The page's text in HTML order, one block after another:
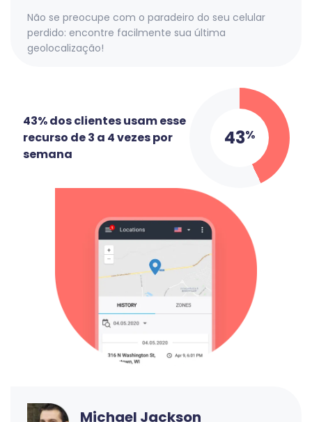
Não se preocupe com o paradeiro do seu celular
perdido: encontre facilmente sua última
geolocalização!
43% dos clientes usam esse
recurso de 3 a 4 vezes por
semana
43%
Michael Jackson